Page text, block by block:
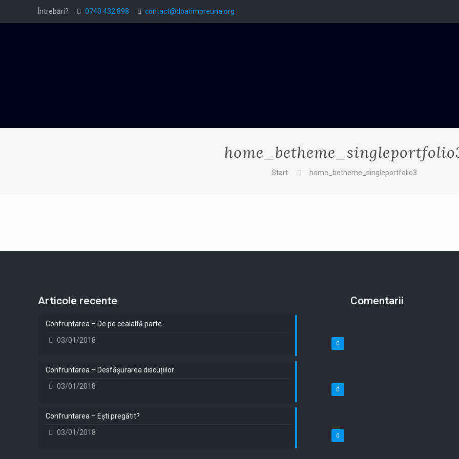
Întrebări? 0740 432 898 contact@doarimpreuna.org
Start home_betheme_singleportfolio3
Articole recente
0
Confruntarea – De pe cealaltă parte
03/01/2018
0
Confruntarea – Desfășurarea discuțiilor
03/01/2018
0
Confruntarea – Ești pregătit?
03/01/2018
Comentarii